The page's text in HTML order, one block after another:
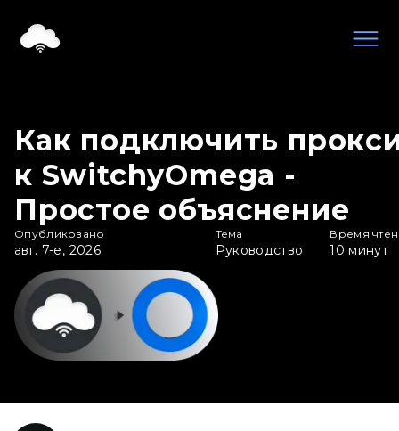
Как подключить
к SwitchyOmega -
Простое объяснение
Опубликовано
авг. 7-е, 2026
Тема
Руководство
Время
10минут